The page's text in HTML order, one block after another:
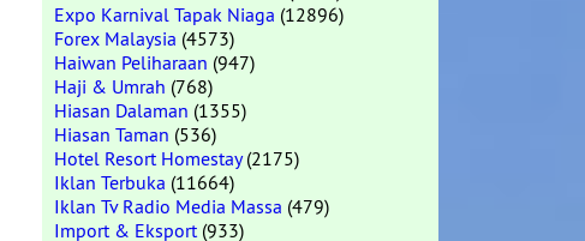
Expo Karnival Tapak Niaga (12896)
Forex Malaysia (4573)
Haiwan Peliharaan (947)
Haji & Umrah (768)
Hiasan Dalaman (1355)
Hiasan Taman (536)
Hotel Resort Homestay(2175)
Iklan Terbuka (11664)
Iklan Tv Radio Media Massa (479)
Import & Eksport(933)